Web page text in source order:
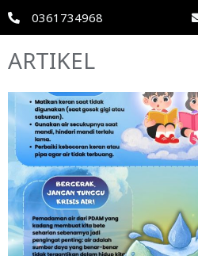
0361734968
ARTIKEL